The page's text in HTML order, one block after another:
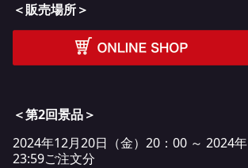
＜販売場所＞
＜第2回景品＞
2024年12月20日（金）20：00 ～ 2024年
23:59ご注文分